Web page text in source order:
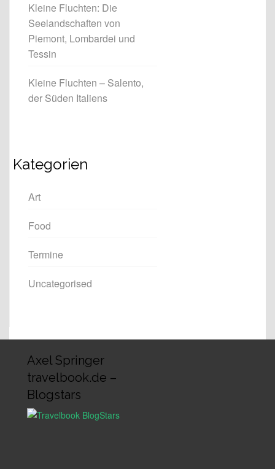
Kleine Fluchten: Die
Seelandschaften von
Piemont, Lombardei und
Tessin
Kleine Fluchten – Salento,
der Süden Italiens
Kategorien
Art
Food
Termine
Uncategorised
Axel Springer
travelbook.de –
Blogstars